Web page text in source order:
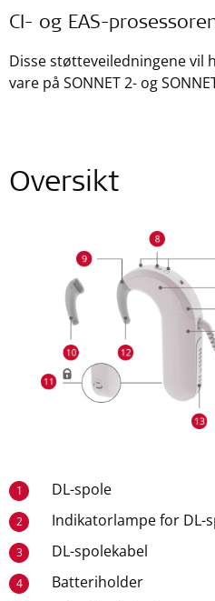
CI- og EAS-
Disse støtteveiledningene vil
vare på SONNET 2- og
Oversikt
1 DL-spole
2 Indikatorlampe for DL-
3 DL-spolekabel
4 Batteriholder